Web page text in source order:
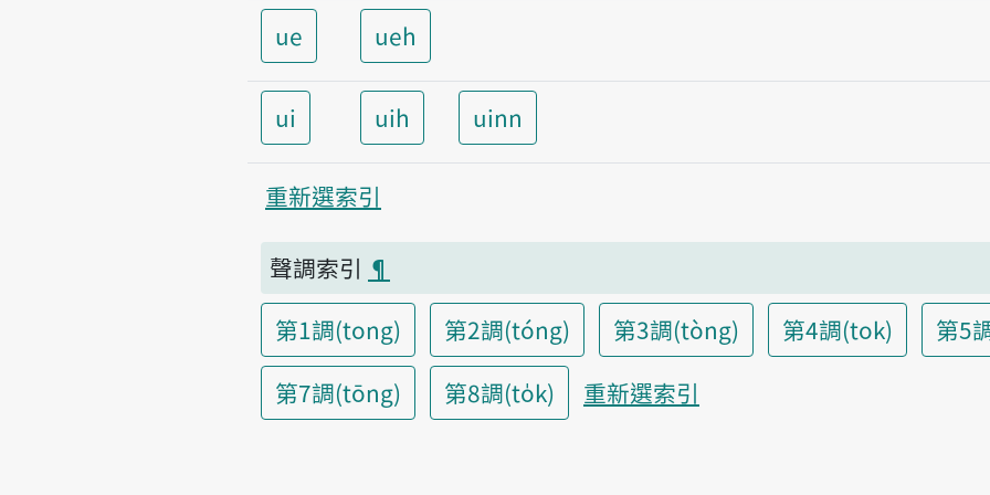
ue ueh
ui uih uinn
重新選索引
聲調索引 ¶
第1調(tong)
第2調(tóng) 第3調(tòng) 第4調(tok)
第5
第7調(tōng)
第8調(to̍k) 重新選索引